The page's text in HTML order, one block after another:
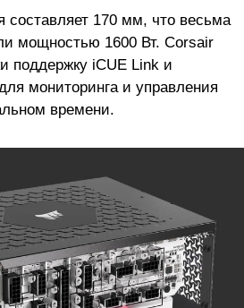
составляет 170 мм, что весьма
мощностью 1600 Вт. Corsair
поддержку iCUE Link и
мониторинга и управления
времени.